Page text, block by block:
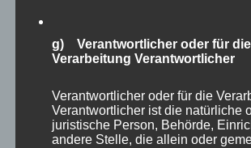
Eine weitere große Voliere, die
begehbar war, präsentierte
g) Verantwortlicher oder für die
Verarbeitung Verantwortlicher
Verantwortlicher oder für die
Verantwortlicher ist die natürliche
juristische Person, Behörde,
andere Stelle, die allein oder